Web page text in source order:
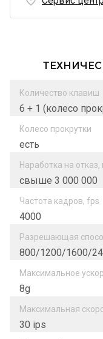
Количество клавиш
6 + 1 (колесо
Колесо прокрутки
есть
Наработка на
свыше 3 000 000
Частота кадров, fps
4000
Разрешающая
800/1200/1600/
Максимальное
8g
Максимальная
30 ips